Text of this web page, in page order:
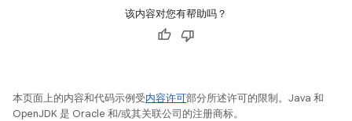
该内容对您有帮助吗？
本页面上的内容和代码示例受内容许可部分所述许可的限制。Java 和
OpenJDK 是 Oracle 和/或其关联公司的注册商标。